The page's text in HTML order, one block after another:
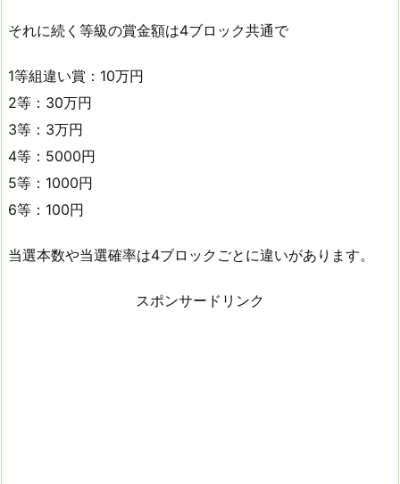
それに続く等級の賞金額は4ブロック共通で
1等組違い賞：10万円
2等：30万円
3等：3万円
4等：5000円
5等：1000円
6等：100円
当選本数や当選確率は4ブロックごとに違いがあります。
スポンサードリンク